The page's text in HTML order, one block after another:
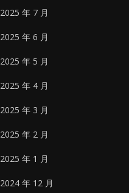
2025 年 7 月
2025 年 6 月
2025 年 5 月
2025 年 4 月
2025 年 3 月
2025 年 2 月
2025 年 1 月
2024 年 12 月